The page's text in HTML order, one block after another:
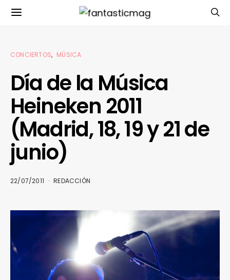
CONCIERTOS MÚSICA
Día de la Música
Heineken 2011
(Madrid, 18, 19 y 21 de
junio)
22/07/2011 REDACCIÓN